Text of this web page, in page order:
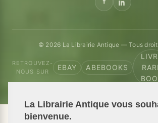
La Librairie Antique vous
bienvenue.
© 2026 La Librairie Antique — Tous
RETROUVEZ-
NOUS SUR
EBAY ABEBOOKS